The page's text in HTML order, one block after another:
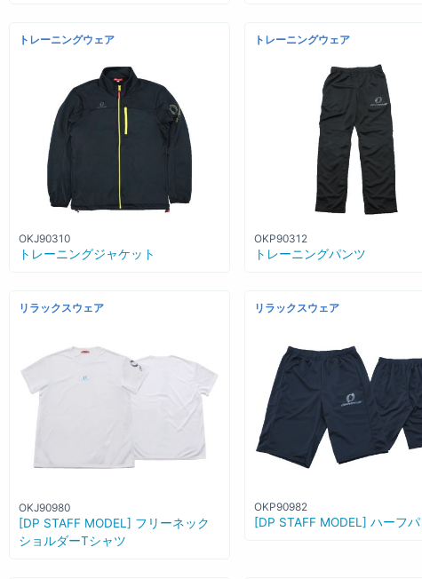
トレーニングウェア
OKJ90310
トレーニングジャケット
トレーニングウェア
OKP90312
トレーニングパンツ
リラックスウェア
OKJ90980
[DP STAFF MODEL] フリーネック
ショルダーTシャツ
リラックスウェア
OKP90982
[DP STAFF MODEL] ハーフ